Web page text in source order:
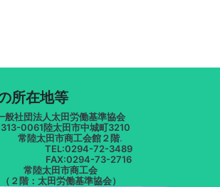
在地等
般社団法人太田労働基準協会
0061陸太田市中城町3210
陸太田市商工会館２階.
72-3489
73-2716
常陸太田市商工会
（２階：太田労働基準協会）